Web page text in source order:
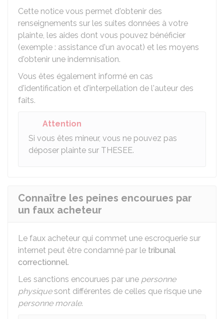
Cette notice vous permet d'obtenir des
renseignements sur les suites données à votre
plainte, les aides dont vous pouvez bénéficier
(exemple : assistance d'un avocat) et les moyens
d'obtenir une indemnisation.
Vous êtes également informé en cas
d'identification et d'interpellation de l'auteur des
faits.
Attention
Si vous êtes mineur, vous ne pouvez pas
déposer plainte sur THESEE.
Connaître les peines encourues par
un faux acheteur
Le faux acheteur qui commet une escroquerie sur
internet peut être condamné par le tribunal
correctionnel.
Les sanctions encourues par une personne
physiquesont différentes de celles que risque une
personne morale.